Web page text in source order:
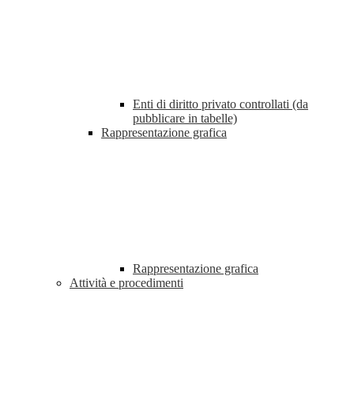
Enti di diritto privato controllati (da
pubblicare in tabelle)
Rappresentazione grafica
Rappresentazione grafica
Attività e procedimenti